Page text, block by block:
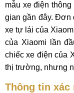
mẫu xe điện
gian gần đây. Đơn
xe tự lái của
của Xiaomi lần
chiếc xe điện của
thị trường, nhưng
Thông tin xác